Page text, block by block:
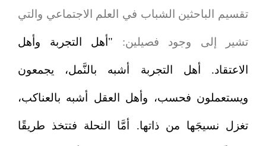
تقسيم الباحثين الشباب في العلم الاجتماعي والتي
تشير إلى وجود فصيلين: "أهل التجربة وأهل
الاعتقاد. أهل التجربة أشبه بالنَّمل، يجمعون
ويستعملون فحسب، وأهل العقل أشبه بالعناكب،
تغزل نسيجَها من ذاتها. أمَّا النحلة فتتخذ طريقًا